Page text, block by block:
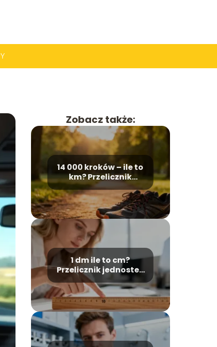
Zobacz także:
14 000 kroków – ile to
km? Przelicznik
dystansu
1 dm ile to cm?
Przelicznik jednostek
długości